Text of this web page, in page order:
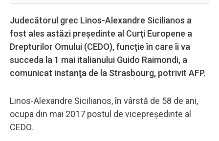
Judecătorul grec Linos-Alexandre Sicilianos a
fost ales astăzi preşedinte al Curţi Europene a
Drepturilor Omului (CEDO), funcţie în care îi va
succeda la 1 mai italianului Guido Raimondi, a
comunicat instanţa de la Strasbourg, potrivit AFP.
Linos-Alexandre Sicilianos, în vârstă de 58 de ani,
ocupa din mai 2017 postul de vicepreşedinte al
CEDO.